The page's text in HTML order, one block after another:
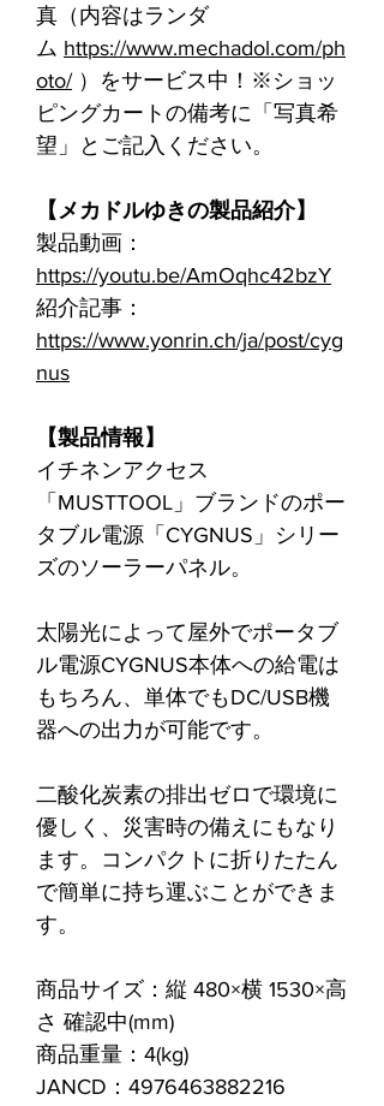
真（内容はランダ
ム https://www.mechadol.com/ph
oto/）をサービス中！※ショッ
ピングカートの備考に「写真希
望」とご記入ください。
【メカドルゆきの製品紹介】
製品動画：
https://youtu.be/AmOqhc42bzY
紹介記事：
https://www.yonrin.ch/ja/post/cyg
nus
【製品情報】
イチネンアクセス
「MUSTTOOL」ブランドのポー
タブル電源「CYGNUS」シリー
ズのソーラーパネル。
太陽光によって屋外でポータブ
ル電源CYGNUS本体への給電は
もちろん、単体でもDC/USB機
器への出力が可能です。
二酸化炭素の排出ゼロで環境に
優しく、災害時の備えにもなり
ます。コンパクトに折りたたん
で簡単に持ち運ぶことができま
す。
商品サイズ：縦 480×横 1530×高
さ 確認中(mm)
商品重量：4(kg)
JANCD：4976463882216